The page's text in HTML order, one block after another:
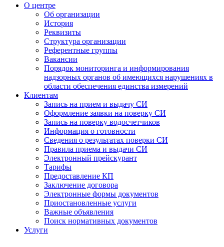
О центре
Об организации
История
Реквизиты
Структура организации
Референтные группы
Вакансии
Порядок мониторинга и информирования
надзорных органов об имеющихся нарушениях в
области обеспечения единства измерений
Клиентам
Запись на прием и выдачу СИ
Оформление заявки на поверку СИ
Запись на поверку водосчетчиков
Информация о готовности
Сведения о результатах поверки СИ
Правила приема и выдачи СИ
Электронный прейскурант
Тарифы
Предоставление КП
Заключение договора
Электронные формы документов
Приостановленные услуги
Важные объявления
Поиск нормативных документов
Услуги